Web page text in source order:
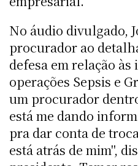
No áudio divulgado,
procurador ao
defesa em relação às
operações Sepsis e
um procurador
está me dando
pra dar conta de
está atrás de mim",